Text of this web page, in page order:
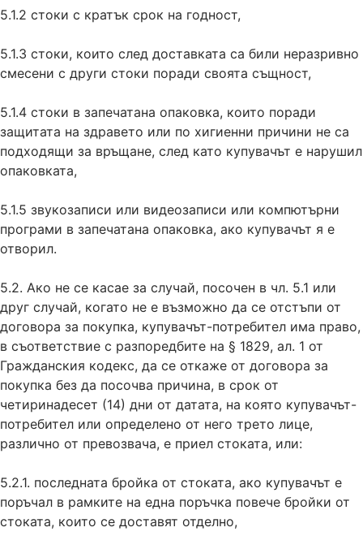
5.1.2 стоки с кратък срок на годност,
5.1.3 стоки, които след доставката са били неразривно
смесени с други стоки поради своята същност,
5.1.4 стоки в запечатана опаковка, които поради
защитата на здравето или по хигиенни причини не са
подходящи за връщане, след като купувачът е нарушил
опаковката,
5.1.5 звукозаписи или видеозаписи или компютърни
програми в запечатана опаковка, ако купувачът я е
отворил.
5.2. Ако не се касае за случай, посочен в чл. 5.1 или
друг случай, когато не е възможно да се отстъпи от
договора за покупка, купувачът-потребител има право,
в съответствие с разпоредбите на § 1829, ал. 1 от
Гражданския кодекс, да се откаже от договора за
покупка без да посочва причина, в срок от
четиринадесет (14) дни от датата, на която купувачът-
потребител или определено от него трето лице,
различно от превозвача, е приел стоката, или:
5.2.1. последната бройка от стоката, ако купувачът е
поръчал в рамките на една поръчка повече бройки от
стоката, които се доставят отделно,